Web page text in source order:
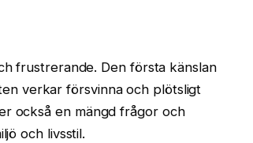
frustrerande. Den första känslan
verkar försvinna och plötsligt
också en mängd frågor och
och livsstil.